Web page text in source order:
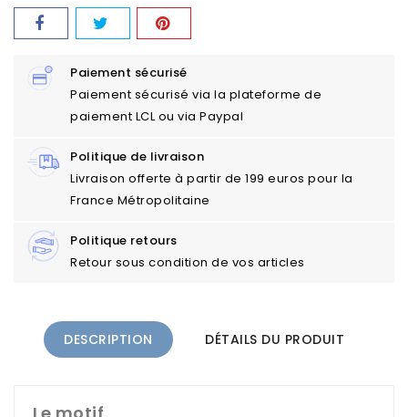
Paiement sécurisé
Paiement sécurisé via la plateforme de
paiement LCL ou via Paypal
Politique de livraison
Livraison offerte à partir de 199 euros pour la
France Métropolitaine
Politique retours
Retour sous condition de vos articles
DESCRIPTION DÉTAILS DU PRODUIT